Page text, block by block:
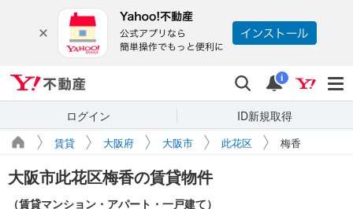
検索 通知
i
ログイン ID新規取得
賃貸 大阪府 大阪市 此花区 梅香
大阪市此花区梅香の賃貸物件
（賃貸マンション・アパート・一戸建て）